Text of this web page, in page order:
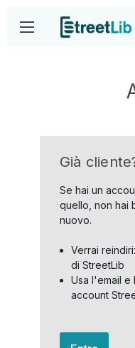
Già
Se hai un
quello, non hai
nuovo.
Verrai
di StreetLib
Usa l'email e
account